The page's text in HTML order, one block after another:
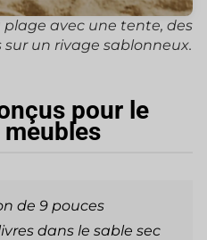
avec une tente, des
sur un rivage sablonneux.
pour le
de 9 pouces
dans le sable sec